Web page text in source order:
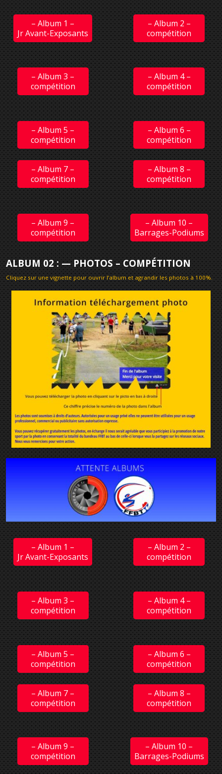
– Album 1 –
Jr Avant-Exposants
– Album 2 –
compétition
– Album 3 –
compétition
– Album 4 –
compétition
– Album 5 –
compétition
– Album 6 –
compétition
– Album 7 –
compétition
– Album 8 –
compétition
– Album 9 –
compétition
– Album 10 –
Barrages-Podiums
ALBUM 02 : — PHOTOS – COMPÉTITION
Cliquez sur une vignette pour ouvrir l’album et agrandir les photos à 100%.
– Album 1 –
Jr Avant-Exposants
– Album 2 –
compétition
– Album 3 –
compétition
– Album 4 –
compétition
– Album 5 –
compétition
– Album 6 –
compétition
– Album 7 –
compétition
– Album 8 –
compétition
– Album 9 –
compétition
– Album 10 –
Barrages-Podiums